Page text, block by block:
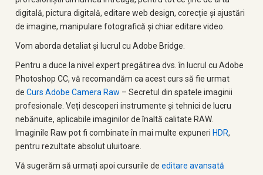
digitală, pictura digitală, editare web design, corecție și ajustări
de imagine, manipulare fotografică și chiar editare video.
Vom aborda detaliat și lucrul cu Adobe Bridge.
Pentru a duce la nivel expert pregătirea dvs. în lucrul cu Adobe
Photoshop CC, vă recomandăm ca acest curs să fie urmat
de Curs Adobe Camera Raw – Secretul din spatele imaginii
profesionale. Veți descoperi instrumente și tehnici de lucru
nebănuite, aplicabile imaginilor de înaltă calitate RAW.
Imaginile Raw pot fi combinate în mai multe expuneri HDR,
pentru rezultate absolut uluitoare.
Vă sugerăm să urmați apoi cursurile de editare avansată